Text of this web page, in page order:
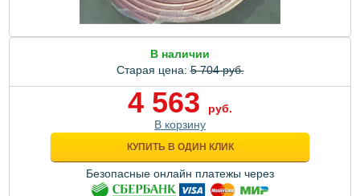
В наличии
Старая цена:5 704 руб.
4 563
руб.
В корзину
КУПИТЬ В ОДИН КЛИК
Безопасные онлайн платежы через